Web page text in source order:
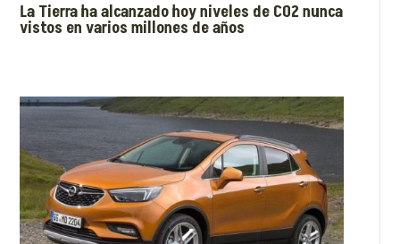
La Tierra ha alcanzado hoy niveles de CO2 nunca
vistos en varios millones de años